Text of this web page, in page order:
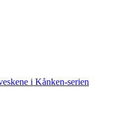
i Kånken-serien